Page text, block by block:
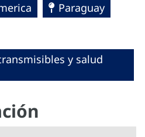
Paraguay
y salud